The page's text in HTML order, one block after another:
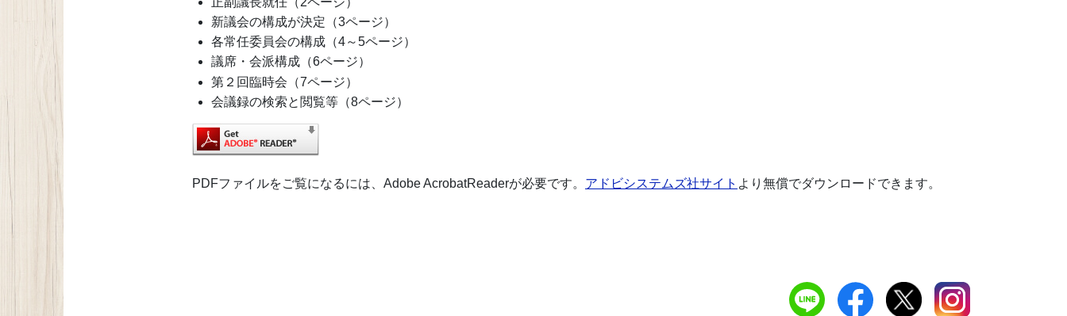
新議会の構成が決定（3ページ）
各常任委員会の構成（4～5ページ）
議席・会派構成（6ページ）
第２回臨時会（7ページ）
会議録の検索と閲覧等（8ページ）
PDFファイルをご覧になるには、Adobe AcrobatReaderが必要です。 アドビシステムズ社サイト より無償でダウンロードできます。